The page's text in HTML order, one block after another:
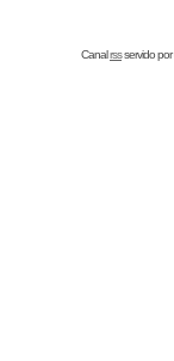
Canalrssservido por